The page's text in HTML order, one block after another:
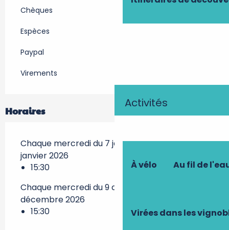
Activités
À vélo Au fil de
Virées dans les
Chèques
Espèces
Paypal
Virements
Horaires
Chaque mercredi du 7 janvier 2026 au 28
janvier 2026
15:30
Chaque mercredi du 9 décembre 2026 au 23
décembre 2026
15:30